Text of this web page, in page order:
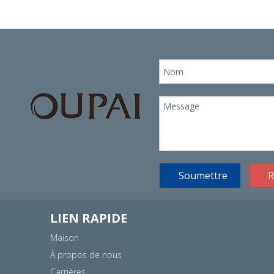
Soumettre
LIEN RAPIDE
Maison
À propos de nous